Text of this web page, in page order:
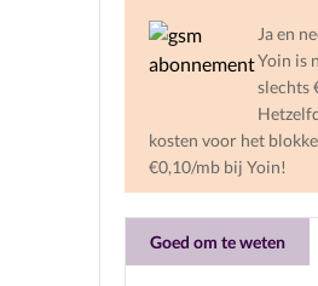
Ja en
Yoin is
slechts
kosten voor het
€0,10/mb bij Yoin!
Goed om te weten